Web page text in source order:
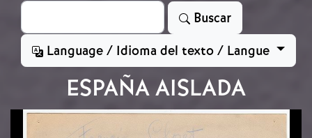
Search
Buscar
Language / Idioma del texto / Langue
ESPAÑA AISLADA
Image